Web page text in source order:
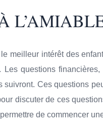
meilleur intérêt des
Les questions
suivront. Ces questions
discuter de ces
de commencer